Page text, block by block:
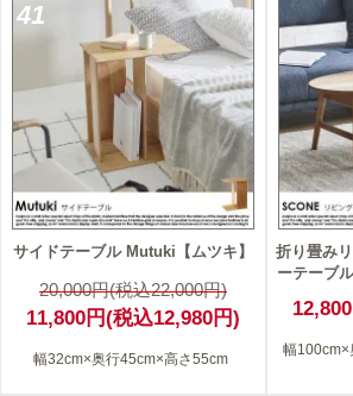
41
サイドテーブル Mutuki【ムツキ】
20,000円(税込22,000円)
11,800円(税込12,980円)
幅32cm×奥行45cm×高さ55cm
折り畳み
ーテーブ
幅100cm×